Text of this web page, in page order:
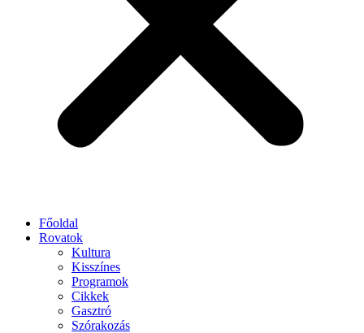
Főoldal
Rovatok
Kultura
Kisszínes
Programok
Cikkek
Gasztró
Szórakozás